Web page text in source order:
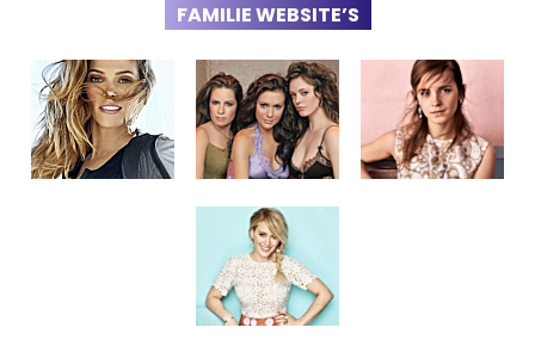
FAMILIE WEBSITE’S